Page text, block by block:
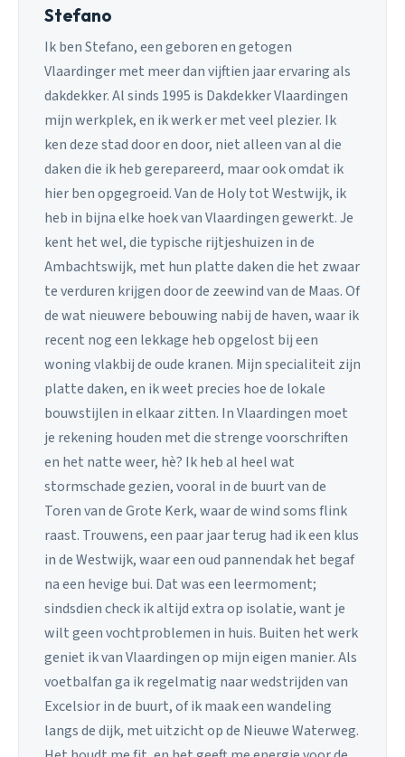
Stefano
Ik ben Stefano, een geboren en getogen
Vlaardinger met meer dan vijftien jaar ervaring als
dakdekker. Al sinds 1995 is Dakdekker Vlaardingen
mijn werkplek, en ik werk er met veel plezier. Ik
ken deze stad door en door, niet alleen van al die
daken die ik heb gerepareerd, maar ook omdat ik
hier ben opgegroeid. Van de Holy tot Westwijk, ik
heb in bijna elke hoek van Vlaardingen gewerkt. Je
kent het wel, die typische rijtjeshuizen in de
Ambachtswijk, met hun platte daken die het zwaar
te verduren krijgen door de zeewind van de Maas. Of
de wat nieuwere bebouwing nabij de haven, waar ik
recent nog een lekkage heb opgelost bij een
woning vlakbij de oude kranen. Mijn specialiteit zijn
platte daken, en ik weet precies hoe de lokale
bouwstijlen in elkaar zitten. In Vlaardingen moet
je rekening houden met die strenge voorschriften
en het natte weer, hè? Ik heb al heel wat
stormschade gezien, vooral in de buurt van de
Toren van de Grote Kerk, waar de wind soms flink
raast. Trouwens, een paar jaar terug had ik een klus
in de Westwijk, waar een oud pannendak het begaf
na een hevige bui. Dat was een leermoment;
sindsdien check ik altijd extra op isolatie, want je
wilt geen vochtproblemen in huis. Buiten het werk
geniet ik van Vlaardingen op mijn eigen manier. Als
voetbalfan ga ik regelmatig naar wedstrijden van
Excelsior in de buurt, of ik maak een wandeling
langs de dijk, met uitzicht op de Nieuwe Waterweg.